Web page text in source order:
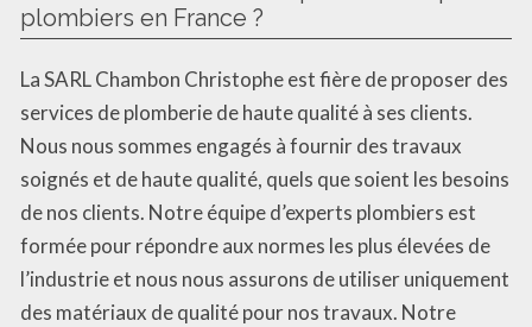
plombiers en France ?
La SARL Chambon Christophe est fière de proposer des
services de plomberie de haute qualité à ses clients.
Nous nous sommes engagés à fournir des travaux
soignés et de haute qualité, quels que soient les besoins
de nos clients. Notre équipe d’experts plombiers est
formée pour répondre aux normes les plus élevées de
l’industrie et nous nous assurons de utiliser uniquement
des matériaux de qualité pour nos travaux. Notre